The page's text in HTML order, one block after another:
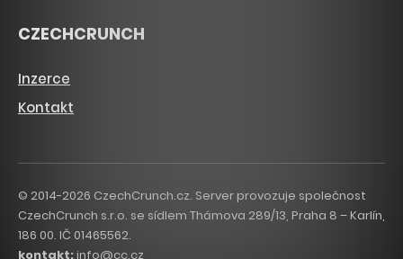
CZECHCRUNCH
Inzerce
Kontakt
© 2014-2026 CzechCrunch.cz. Server provozuje společnost
CzechCrunch s.r.o. se sídlem Thámova 289/13, Praha 8 – Karlín,
186 00. IČ 01465562.
kontakt:info@cc.cz